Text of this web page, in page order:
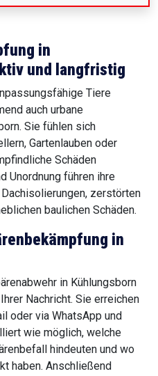
in
und langfristig
Tiere
auch urbane
Sie fühlen sich
Gartenlauben oder
Schäden
Unordnung führen ihre
zerstörten
baulichen Schäden.
in
in Kühlungsborn
Nachricht. Sie erreichen
oder via WhatsApp und
wie möglich, welche
hindeuten und wo
haben. Anschließend